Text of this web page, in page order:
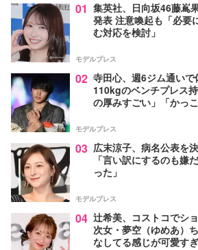
01 集英社、日向坂46藤嶌
発表 注意喚起も「必要
む対応を検討」
モデルプレス
02 寺田心、週6ジム通い
110kgのベンチプレス
の厚みすごい」「かっ
モデルプレス
03 広末涼子、病名公表を
「言い訳にするのも嫌
った」
モデルプレス
04 辻希美、コストコでシ
次女・夢空（ゆめあ）
なしてる感じが可愛す